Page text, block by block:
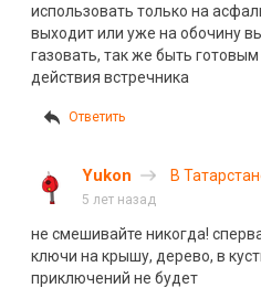
использовать только на
выходит или уже на обочину
газовать, так же быть
действия встречника
Ответить
Yukon
В
5 лет назад
не смешивайте никогда!
ключи на крышу, дерево, в
приключений не будет